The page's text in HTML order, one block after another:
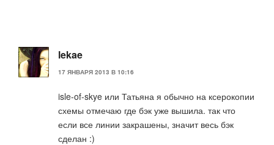
lekae
17 ЯНВАРЯ 2013 В 10:16
isle-of-skye или Татьяна я обычно на ксерокопии
схемы отмечаю где бэк уже вышила. так что
если все линии закрашены, значит весь бэк
сделан :)